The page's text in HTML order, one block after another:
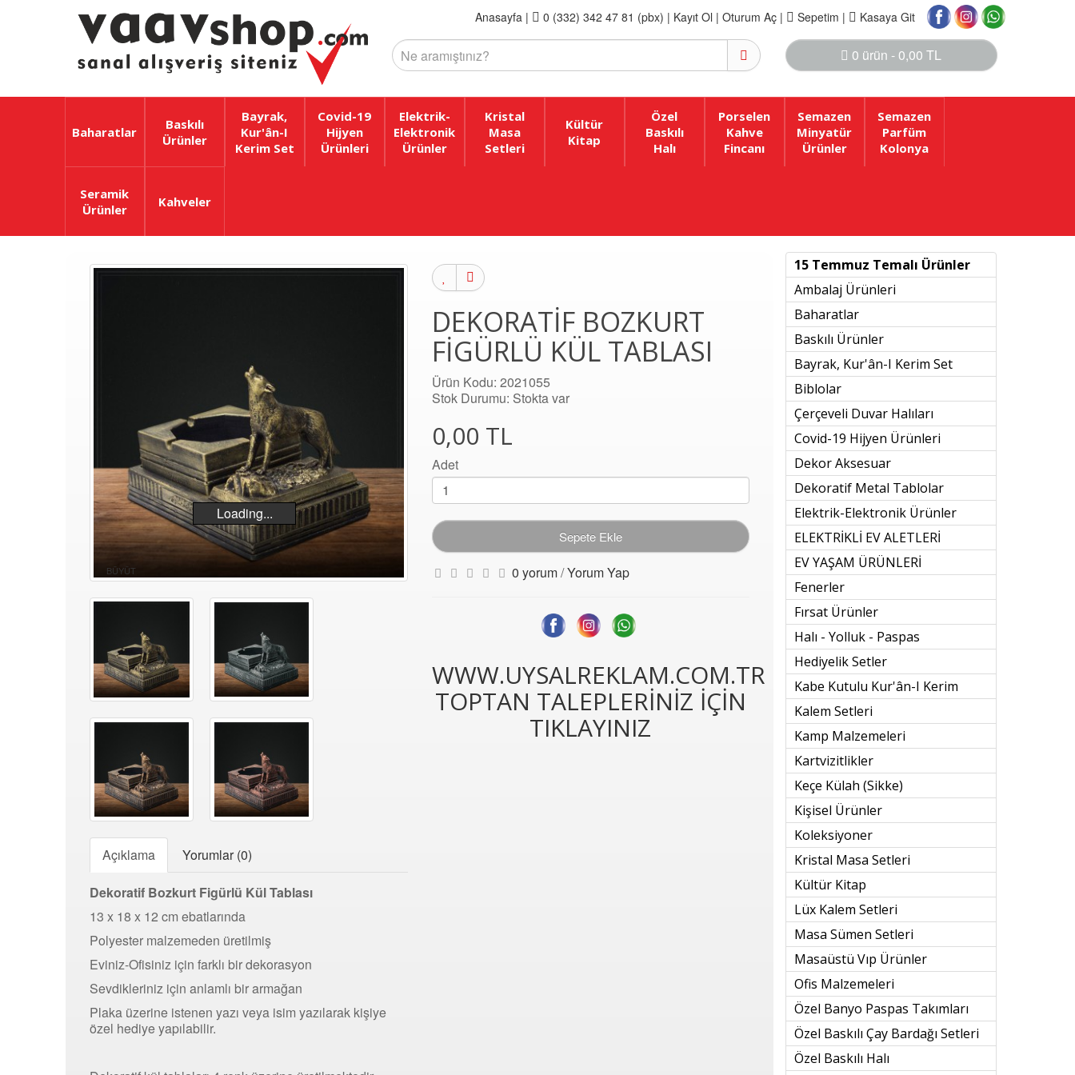
Anasayfa| 0 (332) 342 47 81 (pbx) | Kayıt Ol | Oturum Aç | Sepetim | Kasaya Git
0 ürün - 0,00 TL
Baharatlar
Baskılı
Ürünler
Bayrak,
Kur'ân-I
Kerim Set
Covid-19
Hijyen
Ürünleri
Elektrik-
Elektronik
Ürünler
Kristal
Masa
Setleri
Kültür
Kitap
Özel
Baskılı
Halı
Porselen
Kahve
Fincanı
Semazen
Minyatür
Ürünler
Semazen
Parfüm
Kolonya
Seramik
Ürünler
Kahveler
Loading...
BÜYÜT
Açıklama Yorumlar (0)
Dekoratif Bozkurt Figürlü Kül Tablası
13 x 18 x 12 cm ebatlarında
Polyester malzemeden üretilmiş
Eviniz-Ofisiniz için farklı bir dekorasyon
Sevdikleriniz için anlamlı bir armağan
Plaka üzerine istenen yazı veya isim yazılarak kişiye
özel hediye yapılabilir.
DEKORATIF BOZKURT
FIGÜRLÜ KÜL TABLASI
Ürün Kodu: 2021055
Stok Durumu: Stokta var
0,00 TL
Adet
Sepete Ekle
0 yorum/Yorum Yap
WWW.UYSALREKLAM.COM.TR
TOPTAN TALEPLERİNİZ İÇİN
TIKLAYINIZ
15 Temmuz Temalı Ürünler
Ambalaj Ürünleri
Baharatlar
Baskılı Ürünler
Bayrak, Kur'ân-I Kerim Set
Biblolar
Çerçeveli Duvar Halıları
Covid-19 Hijyen Ürünleri
Dekor Aksesuar
Dekoratif Metal Tablolar
Elektrik-Elektronik Ürünler
ELEKTRİKLİ EV ALETLERİ
EV YAŞAM ÜRÜNLERİ
Fenerler
Fırsat Ürünler
Halı - Yolluk - Paspas
Hediyelik Setler
Kabe Kutulu Kur'ân-I Kerim
Kalem Setleri
Kamp Malzemeleri
Kartvizitlikler
Keçe Külah (sikke)
Kişisel Ürünler
Koleksiyoner
Kristal Masa Setleri
Kültür Kitap
Lüx Kalem Setleri
Masa Sümen Setleri
Masaüstü Vıp Ürünler
Ofis Malzemeleri
Özel Banyo Paspas Takımları
Özel Baskılı Çay Bardağı Setleri
Özel Baskılı Halı